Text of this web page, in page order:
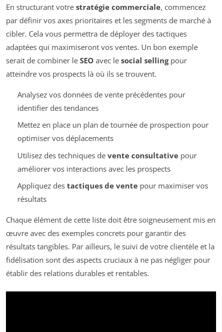
En structurant votre stratégie commerciale, commencez
par définir vos axes prioritaires et les segments de marché à
cibler. Cela vous permettra de déployer des tactiques
adaptées qui maximiseront vos ventes. Un bon exemple
serait de combiner le SEO avec le social sellingpour
atteindre vos prospects là où ils se trouvent.
Analysez vos données de vente précédentes pour
identifier des tendances
Mettez en place un plan de tournée de prospection pour
optimiser vos déplacements
Utilisez des techniques de vente consultativepour
améliorer vos interactions avec les prospects
Appliquez des tactiques de ventepour maximiser vos
résultats
Chaque élément de cette liste doit être soigneusement mis en
œuvre avec des exemples concrets pour garantir des
résultats tangibles. Par ailleurs, le suivi de votre clientèle et la
fidélisation sont des aspects cruciaux à ne pas négliger pour
établir des relations durables et rentables.